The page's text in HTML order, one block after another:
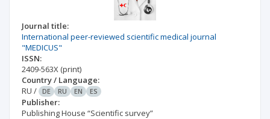
Journal title:
International peer-reviewed scientific medical journal
"MEDICUS"
ISSN:
2409-563X (print)
Country / Language:
RU / DE RU EN ES
Publisher:
Publishing House “Scientific survey”